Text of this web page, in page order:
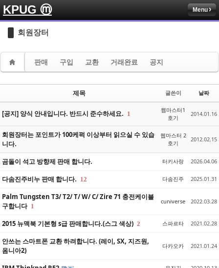
KPUG ⓜ Menu
회원장터
판매 구입 교환 거래완료 공지
제목 글쓴이 날짜
[공지] 양식 안내입니다. 반드시 준수하세요. 1
웹마스터1
호기
2014.01.16
회원장터는 포인트가 100케퍽 이상부터 읽으실 수 있습
니다.
웹마스터 2
호기
2012.02.15
곰돌이 석고 방향제 판매 합니다. 터키사랑 2026.04.06
다솜진주비누 판매 합니다. 12 다솜진주 2025.01.31
Palm Tungsten T3/ T2/ T/ W/ C/ Zire 71 충전케이블
구합니다 1
cuniverse 2022.03.28
2015 뉴맥북 기본형 s급 판매합니다.(스그 색상) 2 스파르타 2021.02.28
안쓰는 스마트폰 교환 하려합니다. (레이, SX, 지즈원,
옴니아2)
다카오카 2021.01.24
Sketchbook5, 스케치북5
Sketchbook5, 스케치북5
Sketchbook5, 스케치북5
Sketchbook5, 스케치북5